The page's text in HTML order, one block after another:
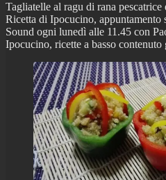
Tagliatelle al ragu di rana
Ricetta di Ipocucino, appuntamento
Sound ogni lunedì alle 11.45 con
Ipocucino, ricette a basso